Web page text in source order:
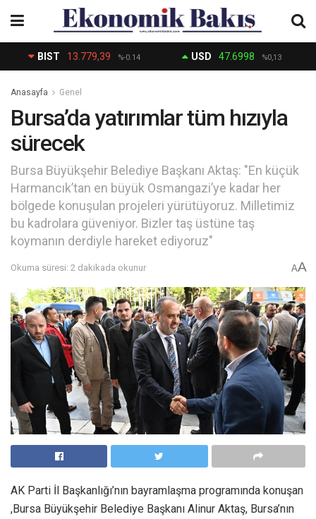
BIST 13.779,39 %-0.14 USD 47.6998 %0,13
Anasayfa Genel
Bursa’da yatırımlar tüm hızıyla
sürecek
Bursa Büyükşehir Belediye Başkanı Aktaş: "En küçük
Harmancık’tan en büyük Osmangazi’ye kadar her
bölgede konuşulan projeleri yürütüyoruz. Milletimiz
bu kadrolara güveniyor. Bizler taş üstüne taş
koymanın derdiyle hareket ediyoruz"
Okuma süresi: 2 dakikada okunur AA
AK Parti İl Başkanlığı’nın bayramlaşma programında konuşan
,Bursa Büyükşehir Belediye Başkanı Alinur Aktaş, Bursa’nın